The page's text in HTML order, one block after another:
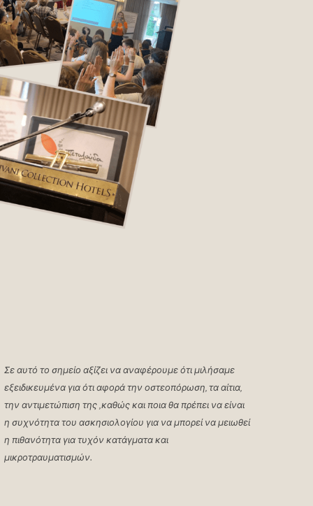
Σε αυτό το σημείο αξίζει να αναφέρουμε ότι μιλήσαμε
εξειδικευμένα για ότι αφορά την οστεοπόρωση, τα αίτια,
την αντιμετώπιση της ,καθώς και ποια θα πρέπει να είναι
η συχνότητα του ασκησιολογίου για να μπορεί να μειωθεί
η πιθανότητα για τυχόν κατάγματα και
μικροτραυματισμών.